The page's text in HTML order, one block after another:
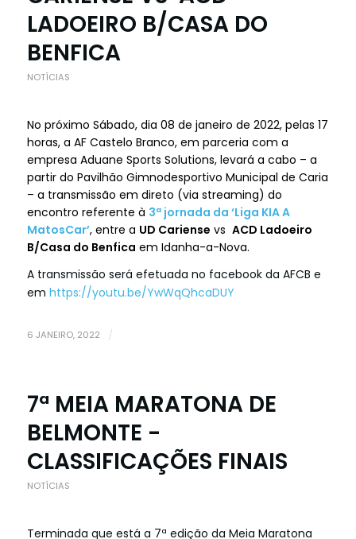
LADOEIRO B/CASA DO
BENFICA
NOTÍCIAS
No próximo Sábado, dia 08 de janeiro de 2022, pelas 17
horas, a AF Castelo Branco, em parceria com a
empresa Aduane Sports Solutions, levará a cabo – a
partir do Pavilhão Gimnodesportivo Municipal de Caria
– a transmissão em direto (via streaming) do
encontro referente à 3ª jornada da ‘Liga KIA A
MatosCar’, entre a UD Cariense vs ACD Ladoeiro
B/Casa do Benfica em Idanha-a-Nova.
A transmissão será efetuada no facebook da AFCB e
em https://youtu.be/YwWqQhcaDUY
6 JANEIRO, 2022 /
7ª MEIA MARATONA DE
BELMONTE -
CLASSIFICAÇÕES FINAIS
NOTÍCIAS
Terminada que está a 7ª edição da Meia Maratona